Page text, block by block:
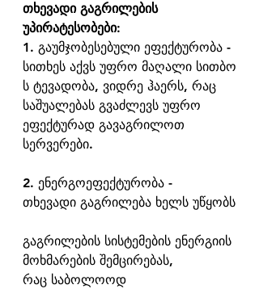
თხევადი გაგრილების
უპირატესობები:
1. გაუმჯობესებული ეფექტურობა -
სითხეს აქვს უფრო მაღალი სითბო
ს ტევადობა, ვიდრე ჰაერს, რაც
საშუალებას გვაძლევს უფრო
ეფექტურად გავაგრილოთ
სერვერები.
2. ენერგოეფექტურობა -
თხევადი გაგრილება ხელს უწყობს
გაგრილების სისტემების ენერგიის
მოხმარების შემცირებას,
რაც საბოლოოდ